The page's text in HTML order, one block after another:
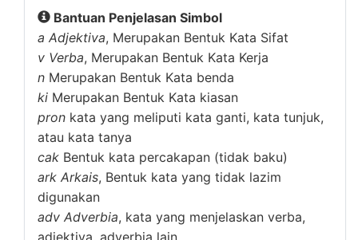
Bantuan Penjelasan Simbol
a Adjektiva, Merupakan Bentuk Kata Sifat
v Verba, Merupakan Bentuk Kata Kerja
n Merupakan Bentuk Kata benda
ki Merupakan Bentuk Kata kiasan
pron kata yang meliputi kata ganti, kata tunjuk,
atau kata tanya
cak Bentuk kata percakapan (tidak baku)
ark Arkais, Bentuk kata yang tidak lazim
digunakan
adv Adverbia, kata yang menjelaskan verba,
adjektiva, adverbia lain